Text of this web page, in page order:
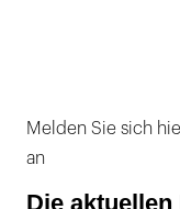
Melden Sie sich
an
Die